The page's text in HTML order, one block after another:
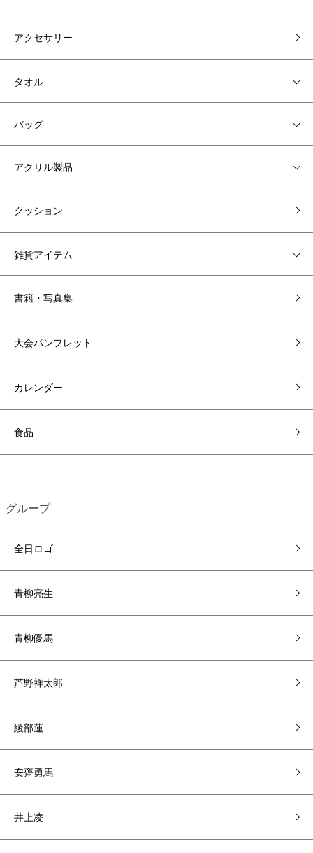
アクセサリー
タオル
バッグ
アクリル製品
クッション
雑貨アイテム
書籍・写真集
大会パンフレット
カレンダー
食品
グループ
全日ロゴ
青柳亮生
青柳優馬
芦野祥太郎
綾部蓮
安齊勇馬
井上凌